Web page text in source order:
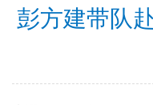
彭方建带队